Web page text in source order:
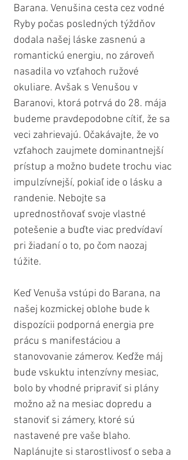
Barana. Venušina cesta cez vodné
Ryby počas posledných týždňov
dodala našej láske zasnenú a
romantickú energiu, no zároveň
nasadila vo vzťahoch ružové
okuliare. Avšak s Venušou v
Baranovi, ktorá potrvá do 28. mája
budeme pravdepodobne cítiť, že sa
veci zahrievajú. Očakávajte, že vo
vzťahoch zaujmete dominantnejší
prístup a možno budete trochu viac
impulzívnejší, pokiaľ ide o lásku a
randenie. Nebojte sa
uprednostňovať svoje vlastné
potešenie a buďte viac predvídaví
pri žiadaní o to, po čom naozaj
túžite.
Keď Venuša vstúpi do Barana, na
našej kozmickej oblohe bude k
dispozícii podporná energia pre
prácu s manifestáciou a
stanovovanie zámerov. Keďže máj
bude vskuktu intenzívny mesiac,
bolo by vhodné pripraviť si plány
možno až na mesiac dopredu a
stanoviť si zámery, ktoré sú
nastavené pre vaše blaho.
Naplánujte si starostlivosť o seba a